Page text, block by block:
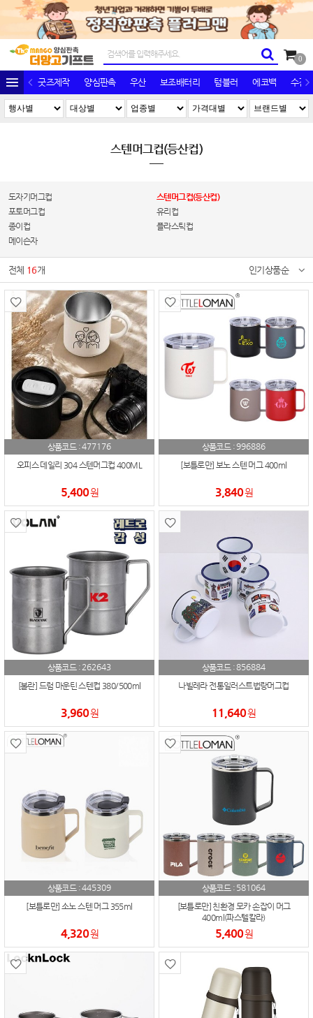
0
굿즈제작 양심판촉 우산 보조배터리 텀블러 에코백 수건/
스텐머그컵(등산컵)
도자기머그컵
스텐머그컵(등산컵)
포토머그컵
유리컵
종이컵
플라스틱컵
메이슨자
전체 16개 인기상품순
상품코드 :477176
오피스 데일리 304 스텐머그컵 400ML
5,400원
상품코드 :996886
[보틀로만] 보노 스텐 머그 400ml
3,840원
상품코드 :262643
[볼란] 드럼 마운틴 스텐컵 380/500ml
3,960원
상품코드 :856884
나빌레라 전통일러스트법랑머그컵
11,640원
상품코드 :445309
[보틀로만] 소노 스텐 머그 355ml
4,320원
상품코드 : 581064
[보틀로만] 친환경 모카 손잡이 머그
400ml(파스텔칼라)
5,400원